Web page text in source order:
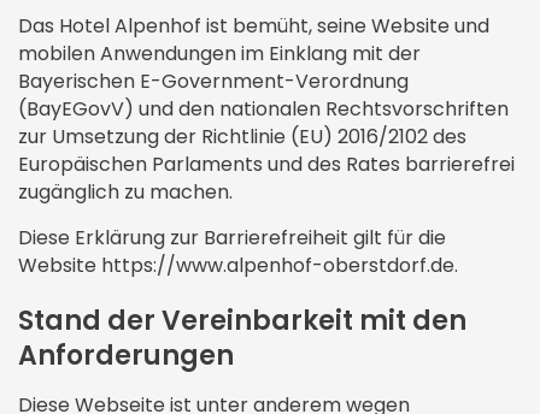
Yoga
Oktoberfestabende
Harmonische Harfenabende
Käsefondue Abend
Herbst
Winter
Weihnachten
Wellness
Golf
Apartments
Technik & Ausstattung
Teamevents
Stellenangebote
Ausbildung
Oberstdorf
Gästepass
Wanderurlaub
Wintersport
Familienurlaub
Golf im Allgäu
Therme Oberstdorf
Das Hotel Alpenhof ist bemüht, seine Website und
mobilen Anwendungen im Einklang mit der
Bayerischen E-Government-Verordnung
(BayEGovV) und den nationalen Rechtsvorschriften
zur Umsetzung der Richtlinie (EU) 2016/2102 des
Europäischen Parlaments und des Rates barrierefrei
zugänglich zu machen.
Diese Erklärung zur Barrierefreiheit gilt für die
Website https://www.alpenhof-oberstdorf.de.
Stand der Vereinbarkeit mit den
Anforderungen
Diese Webseite ist unter anderem wegen